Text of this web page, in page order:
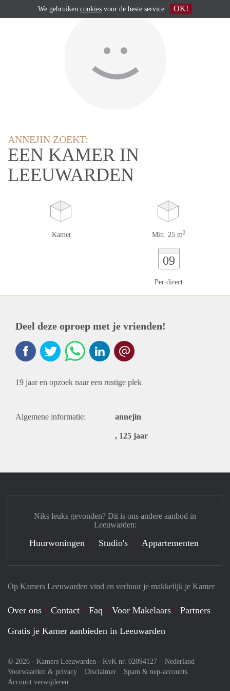
ANNEJIN ZOEKT:
EEN KAMER IN
LEEUWARDEN
Kamer Min. 25 m2
09
Per direct
Deel deze oproep met je vrienden!
19 jaar en opzoek naar een rustige plek
Algemene informatie: annejin
, 125 jaar
Op Kamers Leeuwarden vind en verhuur je makkelijk je Kamer
Over ons Contact Faq Voor Makelaars
Partners
Gratis je Kamer aanbieden in Leeuwarden
© 2026 - Kamers Leeuwarden - KvK nr. 02094127 – Nederland
Voorwaarden & privacy
Disclaimer
Spam & nep-accounts
Account verwijderen
Niks leuks gevonden? Dit is ons andere aanbod in
Leeuwarden:
Huurwoningen Studio's Appartementen
We gebruiken cookies voor de beste service OK!